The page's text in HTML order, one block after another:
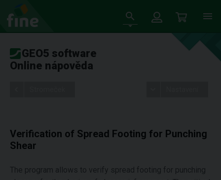
GEO5 software
Online nápověda
Verification of Spread Footing for Punching
Shear
The program allows to verify spread footing for punching